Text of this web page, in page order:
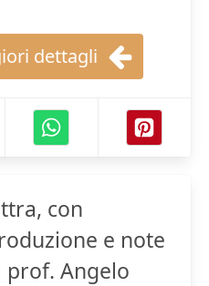
dettagli
con
e note
prof. Angelo